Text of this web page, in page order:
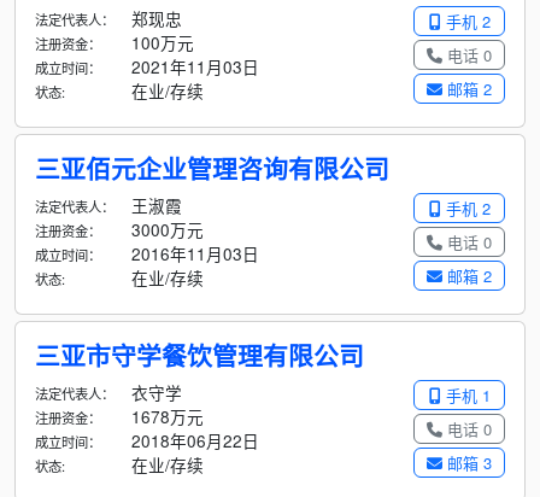
手机 2
电话 0
邮箱 2
法定代表人： 郑现忠
注册资金： 100万元
成立时间： 2021年11月03日
状态: 在业/存续
三亚佰元企业管理咨询有限公司
手机 2
电话 0
邮箱 2
法定代表人： 王淑霞
注册资金： 3000万元
成立时间： 2016年11月03日
状态: 在业/存续
三亚市守学餐饮管理有限公司
手机 1
电话 0
邮箱 3
法定代表人： 衣守学
注册资金： 1678万元
成立时间： 2018年06月22日
状态: 在业/存续